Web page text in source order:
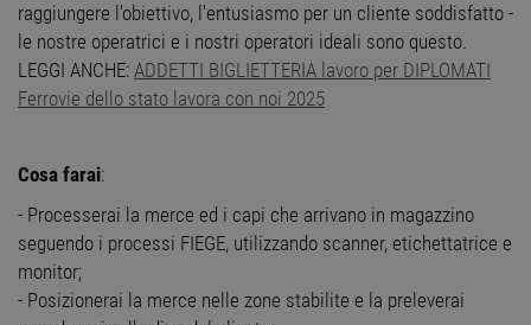
raggiungere l'obiettivo, l'entusiasmo per un cliente soddisfatto -
le nostre operatrici e i nostri operatori ideali sono questo.
LEGGI ANCHE: ADDETTI BIGLIETTERIA lavoro per DIPLOMATI
Ferrovie dello stato lavora con noi 2025
Cosa farai:
- Processerai la merce ed i capi che arrivano in magazzino
seguendo i processi FIEGE, utilizzando scanner, etichettatrice e
monitor;
- Posizionerai la merce nelle zone stabilite e la preleverai